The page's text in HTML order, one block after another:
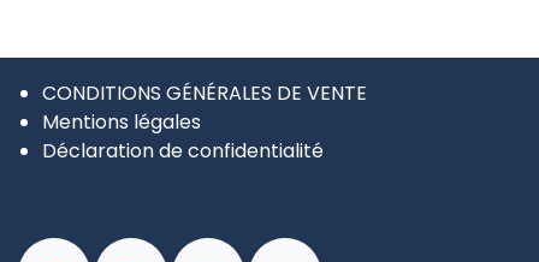
CONDITIONS GÉNÉRALES DE VENTE
Mentions légales
Déclaration de confidentialité